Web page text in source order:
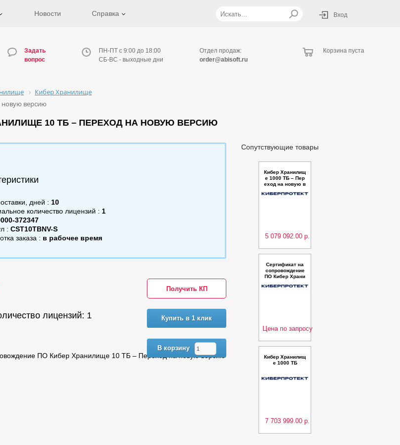
Новости Справка Вход
Задать
вопрос
ПН-ПТ с 9:00 до 18:00
СБ-ВС - выходные дни
Отдел продаж:
order@abisoft.ru
Корзина пуста
Кибер Хранилище
новую версию
10 ТБ – ПЕРЕХОД НА НОВУЮ ВЕРСИЮ
дней : 10
количество лицензий : 1
372347
: CST10TBNV-S
заказа : в рабочее время
Получить КП
Купить в 1 клик
В корзину
лицензий: 1
ПО Кибер Хранилище 10 ТБ – Переход на новую версию
Сопутствующие товары
Кибер Хранилищ
е 1000 ТБ – Пер
еход на новую в
5 079 092.00 р.
Сертификат на
сопровождение
ПО Кибер Храни
дление (выравн
Цена по запросу
Кибер Хранилищ
е 1000 ТБ
7 703 999.00 р.